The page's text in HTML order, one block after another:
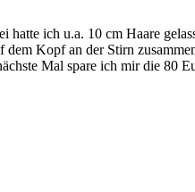
ich u.a. 10 cm Haare
dem Kopf an der Stirn
Mal spare ich mir die 80